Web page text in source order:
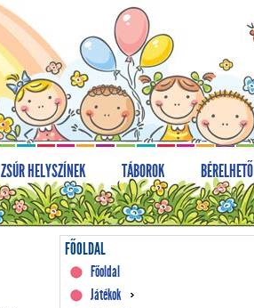
ZSÚR HELYSZÍNEK TÁBOROK BÉRELHETŐ
FŐOLDAL
Főoldal
Játékok